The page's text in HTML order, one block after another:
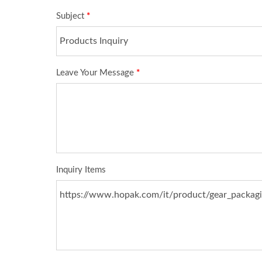
Linea Di Imballaggio
Automatizzata Per Bastoncini
Di Colla Calda